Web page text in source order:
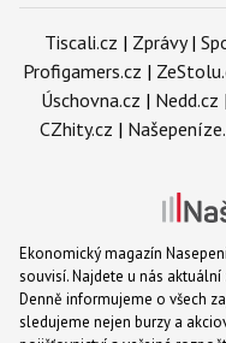
Tiscali.cz | Zprávy|
Profigamers.cz |
Úschovna.cz | Nedd.cz |
CZhity.cz |
Ekonomický magazín
souvisí. Najdete u nás
Denně informujeme o všech
sledujeme nejen burzy a